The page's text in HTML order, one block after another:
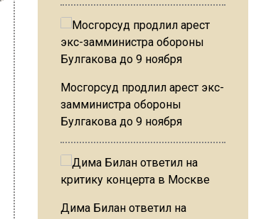
Мосгорсуд продлил арест экс-
замминистра обороны
Булгакова до 9 ноября
Дима Билан ответил на